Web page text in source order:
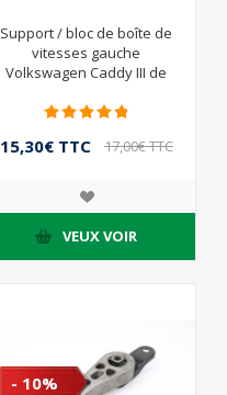
Support / bloc de boîte de
vitesses gauche
Volkswagen Caddy III de
15,30€ TTC 17,00€ TTC
VEUX VOIR
- 10%